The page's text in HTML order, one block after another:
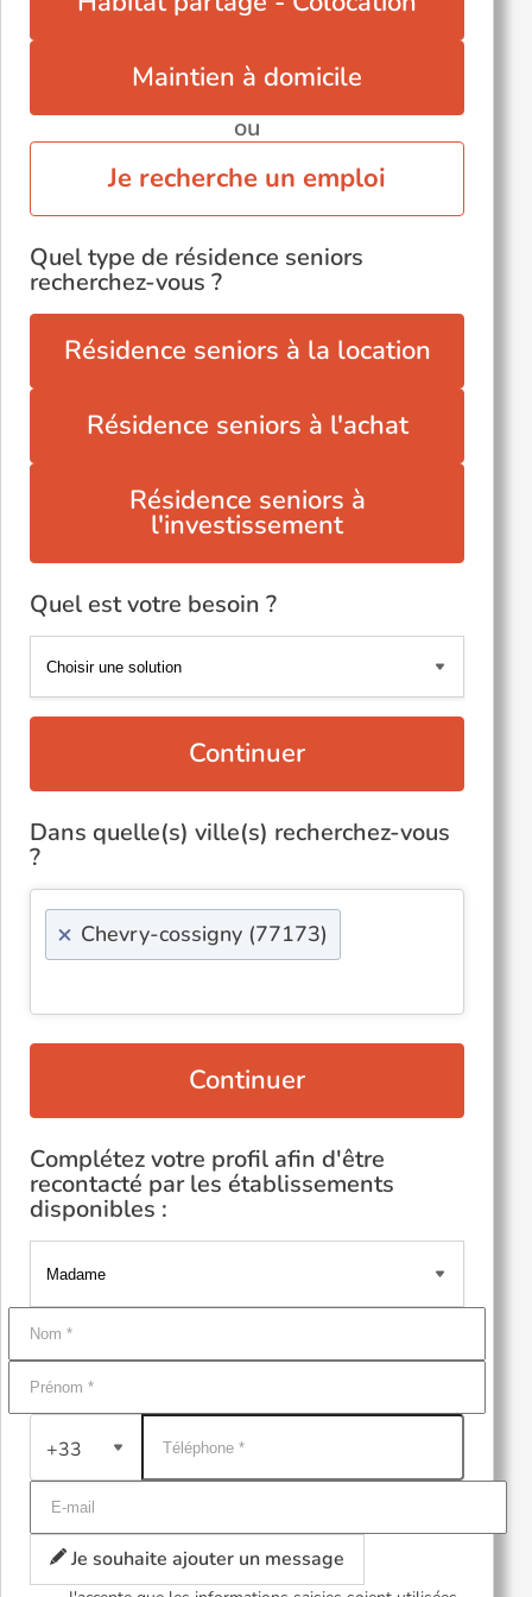
Pontault-Combault (77340)
Maintien à domicile
ou
Je recherche un emploi
Quel type de résidence seniors
recherchez-vous ?
Résidence seniors à la location
Résidence seniors à l'achat
Résidence seniors à
l'investissement
Quel est votre besoin ?
Continuer
Dans quelle(s) ville(s) recherchez-vous
?
× Chevry-cossigny (77173)
Continuer
Complétez votre profil afin d'être
recontacté par les établissements
disponibles :
+33
Je souhaite ajouter un message